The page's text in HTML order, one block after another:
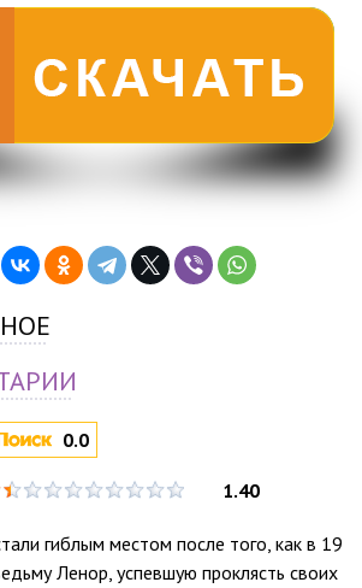
0.0
1.40
гиблым местом после того, как в 19
Ленор, успевшую проклясть своих